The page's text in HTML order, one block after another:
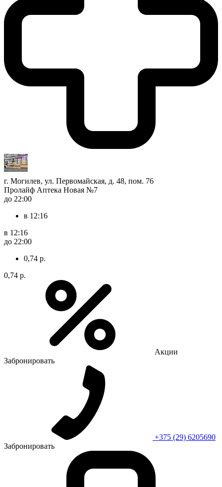
г. Могилев, ул. Первомайская, д. 48, пом. 76
Пролайф Аптека Новая №7
до 22:00
в 12:16
в 12:16
до 22:00
0,74 р.
0,74 р.
Акции
Забронировать
+375 (29) 6205690
Забронировать